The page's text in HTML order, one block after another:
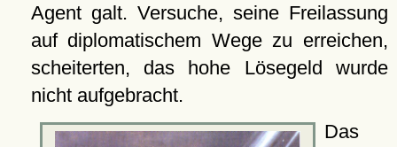
Agent galt. Versuche, seine Freilassung
auf diplomatischem Wege zu erreichen,
scheiterten, das hohe Lösegeld wurde
nicht aufgebracht.
Das